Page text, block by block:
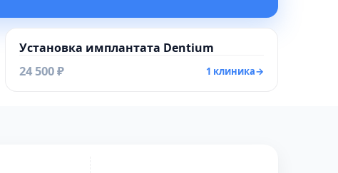
Установка имплантата Dentium
24 500 ₽ 1 клиника→